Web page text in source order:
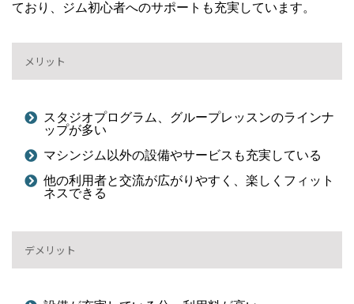
ており、ジム初心者へのサポートも充実しています。
メリット
スタジオプログラム、グループレッスンのラインナ
ップが多い
マシンジム以外の設備やサービスも充実している
他の利用者と交流が広がりやすく、楽しくフィット
ネスできる
デメリット